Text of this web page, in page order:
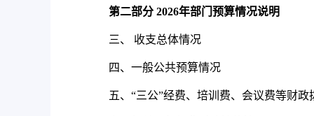
第二部分2026年部门预算情况说明
三、 收支总体情况
四、一般公共预算情况
五、“三公”经费、培训费、会议费等财政